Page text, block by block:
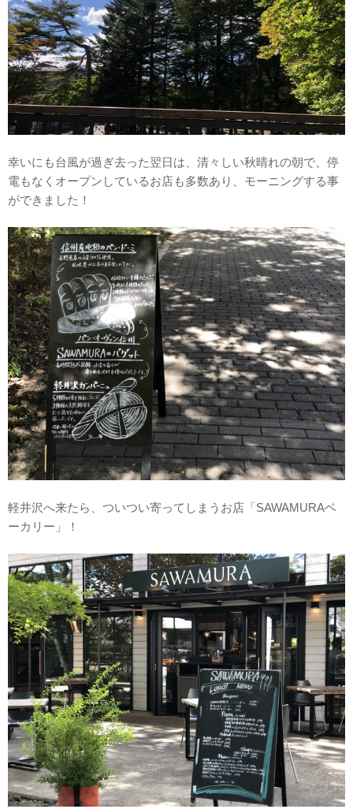
幸いにも台風が過ぎ去った翌日は、清々しい秋晴れの朝で、停
電もなくオープンしているお店も多数あり、モーニングする事
ができました！
軽井沢へ来たら、ついつい寄ってしまうお店「SAWAMURAベ
ーカリー」！